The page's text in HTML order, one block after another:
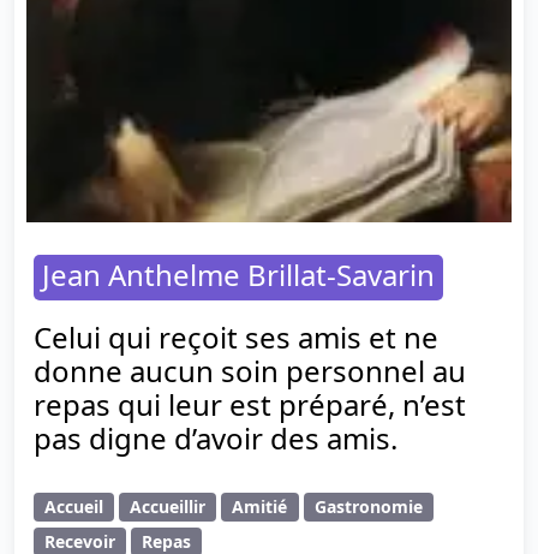
Jean Anthelme Brillat-Savarin
Celui qui reçoit ses amis et ne
donne aucun soin personnel au
repas qui leur est préparé, n’est
pas digne d’avoir des amis.
Accueil Accueillir Amitié
Gastronomie
Recevoir
Repas